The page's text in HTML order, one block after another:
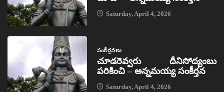
Saturday, April 4, 2026
సంకీర్తనలు
చూడరెవ్వరు దీనిసోద్యంబు
పరికించి – అన్నమయ్య సంకీర్తన
Saturday, April 4, 2026